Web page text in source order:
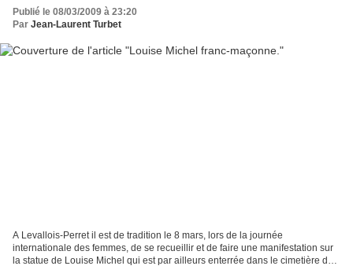
Publié le 08/03/2009 à 23:20
Par Jean-Laurent Turbet
A Levallois-Perret il est de tradition le 8 mars, lors de la journée
internationale des femmes, de se recueillir et de faire une manifestation sur
la statue de Louise Michel qui est par ailleurs enterrée dans le cimetière de